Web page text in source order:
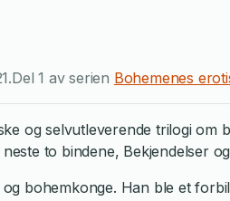
.Del 1 av serien Bohemenes
og selvutleverende trilogi
to bindene, Bekjendelser
bohemkonge. Han ble et